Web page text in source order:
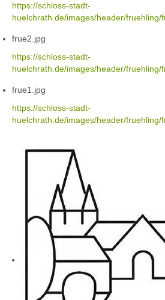
https://schloss-stadt-
huelchrath.de/images/header/fruehling/
frue2.jpg
https://schloss-stadt-
huelchrath.de/images/header/fruehling/
frue1.jpg
https://schloss-stadt-
huelchrath.de/images/header/fruehling/